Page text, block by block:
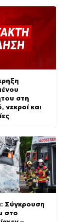
στη
νεκροί και
Σύγκρουση
στο